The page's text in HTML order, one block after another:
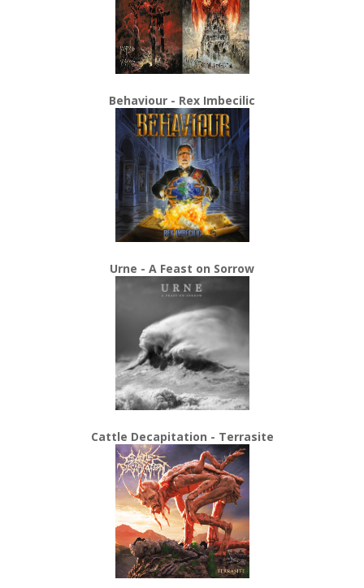
Behaviour - Rex Imbecilic
Urne - A Feast on Sorrow
Cattle Decapitation - Terrasite